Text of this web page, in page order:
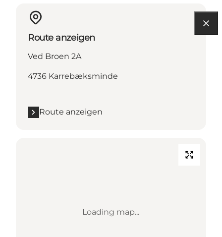
Route anzeigen
Ved Broen 2A
4736 Karrebæksminde
Route anzeigen
Loading map...